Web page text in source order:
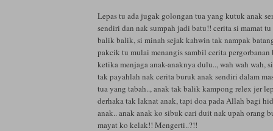
Lepas tu ada jugak golongan tua yang kutuk anak
sendiri dan nak sumpah jadi batu!! cerita si mamat
balik balik, si minah sejak kahwin tak nampak
pakcik tu mulai menangis sambil cerita pergorbanan
ketika menjaga anak-anaknya dulu.., wah wah wah,
tak payahlah nak cerita buruk anak sendiri dalam
tua yang tabah.., anak tak balik kampong relex jer
derhaka tak laknat anak, tapi doa pada Allah bagi
anak.. anak anak ko sibuk cari duit nak upah orang
mayat ko kelak!! Mengerti..?!!